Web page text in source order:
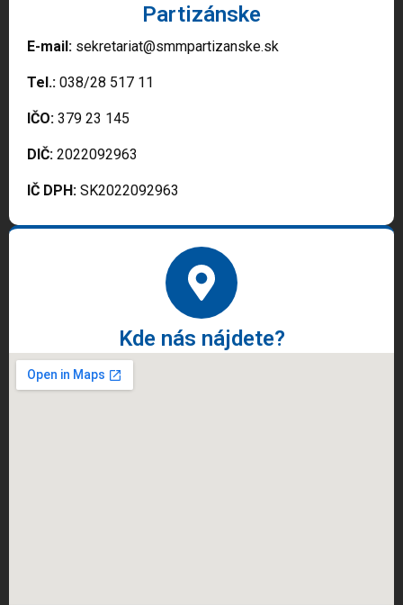
Partizánske
E-mail: sekretariat@smmpartizanske.sk
Tel.: 038/28 517 11
IČO: 379 23 145
DIČ: 2022092963
IČ DPH: SK2022092963
Kde nás nájdete?